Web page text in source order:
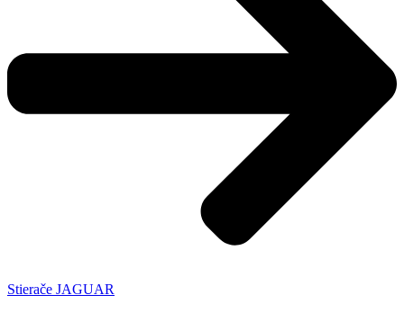
Stierače JAGUAR